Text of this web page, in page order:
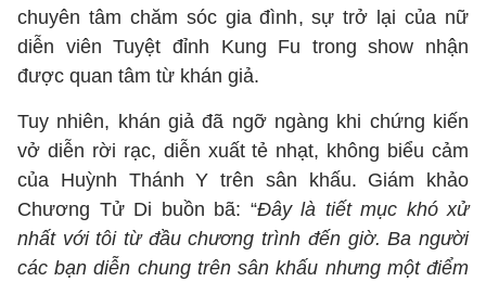
chuyên tâm chăm sóc gia đình, sự trở lại của nữ
diễn viên Tuyệt đỉnh Kung Fu trong show nhận
được quan tâm từ khán giả.
Tuy nhiên, khán giả đã ngỡ ngàng khi chứng kiến
vở diễn rời rạc, diễn xuất tẻ nhạt, không biểu cảm
của Huỳnh Thánh Y trên sân khấu. Giám khảo
Chương Tử Di buồn bã: “Đây là tiết mục khó xử
nhất với tôi từ đầu chương trình đến giờ. Ba người
các bạn diễn chung trên sân khấu nhưng một điểm